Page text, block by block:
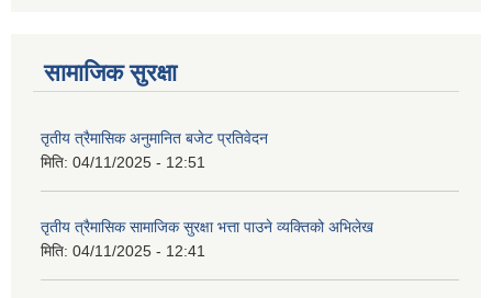
सामाजिक सुरक्षा
तृतीय त्रैमासिक अनुमानित बजेट प्रतिवेदन
मिति: 04/11/2025 - 12:51
तृतीय त्रैमासिक सामाजिक सुरक्षा भत्ता पाउने व्यक्तिको अभिलेख
मिति: 04/11/2025 - 12:41